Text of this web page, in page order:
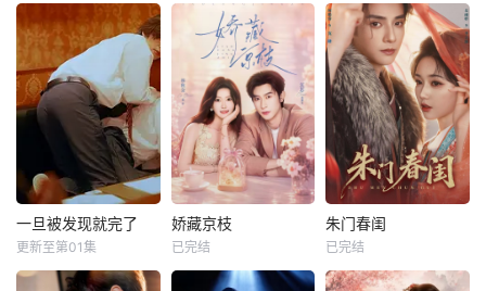
一旦被发现就完了
更新至第01集
娇藏京枝
已完结
朱门春闺
已完结